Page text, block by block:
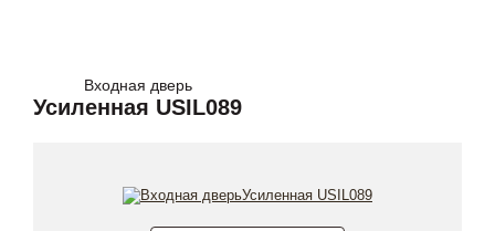
Входная дверь
Усиленная USIL089